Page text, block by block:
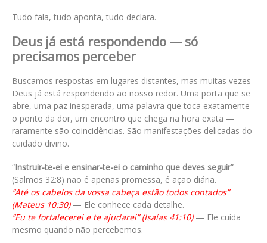
Tudo fala, tudo aponta, tudo declara.
Deus já está respondendo — só
precisamos perceber
Buscamos respostas em lugares distantes, mas muitas vezes
Deus já está respondendo ao nosso redor. Uma porta que se
abre, uma paz inesperada, uma palavra que toca exatamente
o ponto da dor, um encontro que chega na hora exata —
raramente são coincidências. São manifestações delicadas do
cuidado divino.
“Instruir-te-ei e ensinar-te-ei o caminho que deves seguir”
(Salmos 32:8) não é apenas promessa, é ação diária.
“Até os cabelos da vossa cabeça estão todos contados”
(Mateus 10:30)— Ele conhece cada detalhe.
“Eu te fortalecerei e te ajudarei” (Isaías 41:10)— Ele cuida
mesmo quando não percebemos.